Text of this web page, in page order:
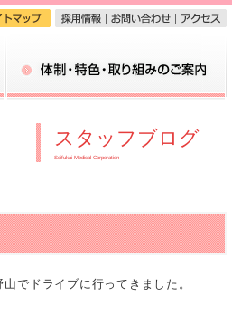
スタッフブログ
Seifukai Medical Corporation
でドライブに行ってきました。